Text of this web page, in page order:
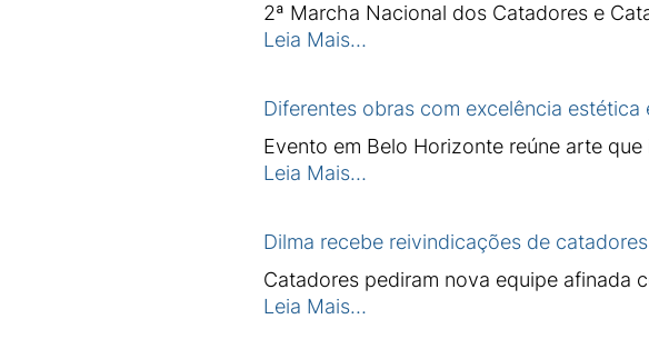
2ª Marcha Nacional dos Catadores e
Leia Mais…
Diferentes obras com excelência
Evento em Belo Horizonte reúne arte
Leia Mais…
Dilma recebe reivindicações de
Catadores pediram nova equipe afinada
Leia Mais…